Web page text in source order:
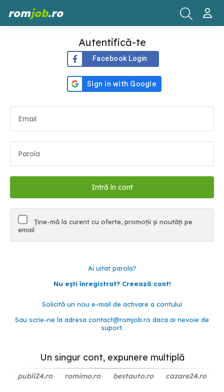
romjob.ro
Autentifică-te
Facebook Login
Ține-mă la curent cu oferte, promoții și noutăți pe
email
Ai uitat parola?
Nu ești înregistrat? Creează cont!
Solicită un nou e-mail de activare a contului
Sau scrie-ne la adresa contact@romjob.ro daca ai nevoie de
suport.
Un singur cont, expunere multiplă
publi24.ro romimo.ro bestauto.ro cazare24.ro